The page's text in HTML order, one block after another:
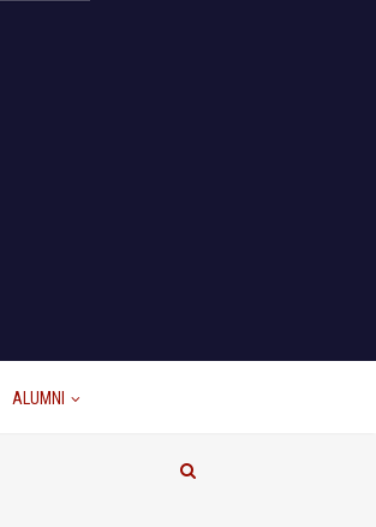
ALUMNI